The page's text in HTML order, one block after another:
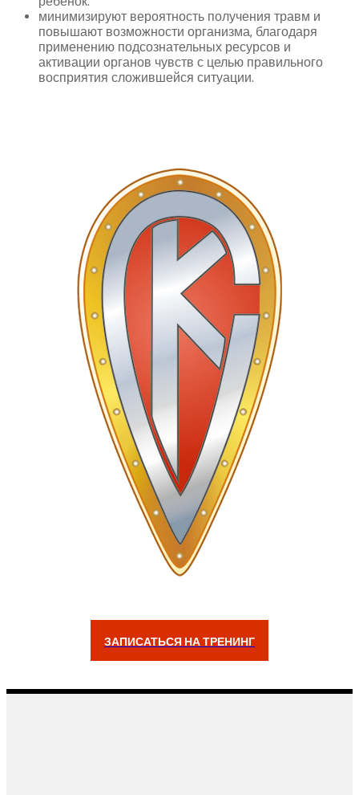
минимизируют вероятность получения травм и
повышают возможности организма, благодаря
применению подсознательных ресурсов и
активации органов чувств с целью правильного
восприятия сложившейся ситуации.
ЗАПИСАТЬСЯ НА ТРЕНИНГ